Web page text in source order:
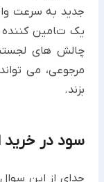
جدید به سرعت
یک تامین کننده
چالش های
مرجوعی، می
بزند.
سود در
جدای از این